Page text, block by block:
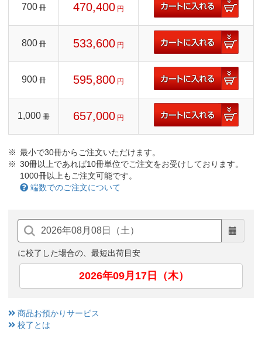
700 冊 470,400 円
800 冊 533,600 円
900 冊 595,800 円
1,000 冊 657,000 円
最小で30冊からご注文いただけます。
30冊以上であれば10冊単位でご注文をお受けしております。
1000冊以上もご注文可能です。
端数でのご注文について
に校了した場合の、最短出荷目安
2026年09月17日（木）
商品お預かりサービス
校了とは